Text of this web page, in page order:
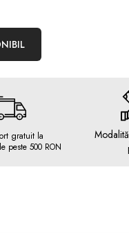
gratuit la
peste 500 RON